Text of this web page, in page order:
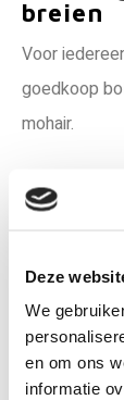
Deze
We
en om ons
informatie
breien
Voor
goedkoop
mohair.
voor u:
Lana
Lang
Durable
Lopi
enz.